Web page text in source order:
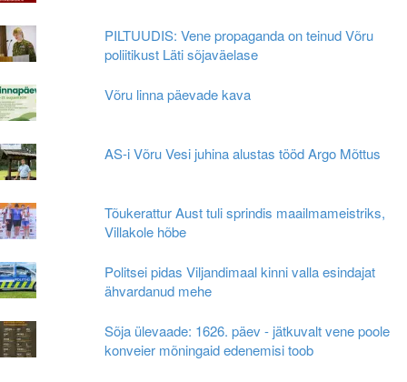
PILTUUDIS: Vene propaganda on teinud Võru
poliitikust Läti sõjaväelase
Võru linna päevade kava
AS-i Võru Vesi juhina alustas tööd Argo Mõttus
Tõukerattur Aust tuli sprindis maailmameistriks,
Villakole hõbe
Politsei pidas Viljandimaal kinni valla esindajat
ähvardanud mehe
Sõja ülevaade: 1626. päev - jätkuvalt vene poole
konveier mõningaid edenemisi toob